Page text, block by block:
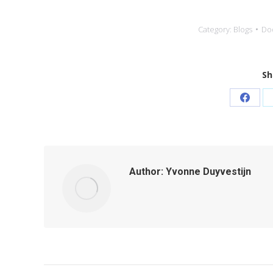
Category: Blogs
Share
Author: Yvonne Duyvestijn